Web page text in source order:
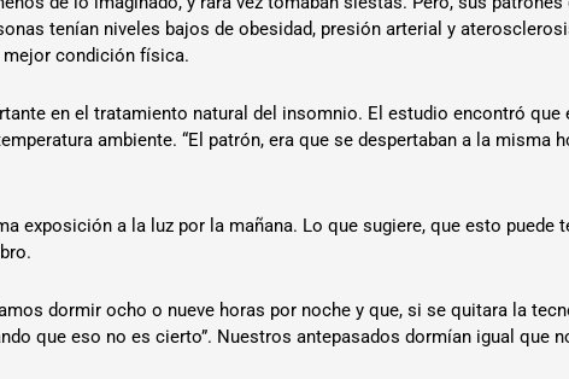
tenían niveles bajos de obesidad, presión arterial y
mejor condición física.
en el tratamiento natural del insomnio. El estudio encontró
ambiente. “El patrón, era que se despertaban a la misma
exposición a la luz por la mañana. Lo que sugiere, que esto puede
dormir ocho o nueve horas por noche y que, si se quitara la
que eso no es cierto”. Nuestros antepasados dormían igual que